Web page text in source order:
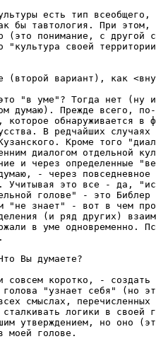
есть тип
бы тавтология. При этом,
(это понимание, с другой
"культура своей
вариант), как
"в уме"? Тогда нет (ну
думаю). Прежде всего,
которое обнаруживается в
В редчайших случаях
Кроме того
диалогом отдельной
и через определенные
- через повседневное
Учитывая это все - да,
голове" - это Библер
"не знает" - вот в чем
(и ряд других)
в уме одновременно.
Вы думаете?
совсем коротко, - создать
голова "узнает себя" (но
смыслах,
логики в своей
утверждением, но оно
моей голове.